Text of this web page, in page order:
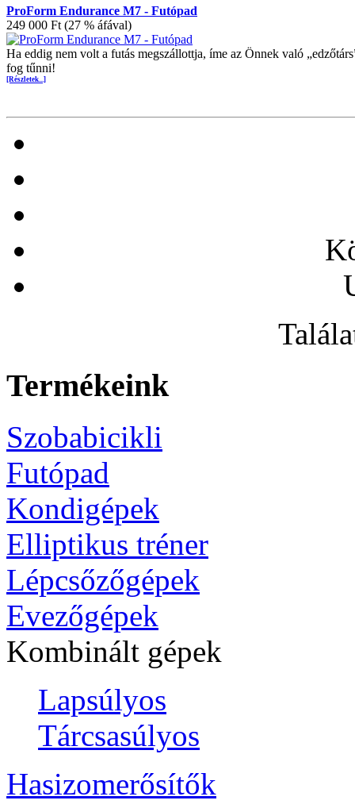
ProForm Endurance M7 - Futópad
249 000 Ft (27 % áfával)
Ha eddig nem volt a futás megszállottja, íme az Önnek való
fog tűnni!
[Részletek...]
Termékeink
Szobabicikli
Futópad
Kondigépek
Elliptikus tréner
Lépcsőzőgépek
Evezőgépek
Kombinált gépek
Lapsúlyos
Tárcsasúlyos
Hasizomerősítők